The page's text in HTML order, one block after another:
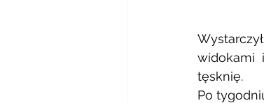
widokami
tęsknię.
Po